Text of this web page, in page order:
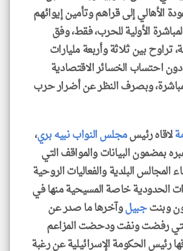
الأهالي إلى قراهم وتأمين إيوائهم
الأولية للحرب، فقط، وفق
تراوح بين ثلاثة وأربعة مليارات
احتساب الخسائر الاقتصادية
وبصرف النظر عن أضرار حرب
لاقاه رئيسمجلس النوابنبيه بري،
بمضمون البيانات والمواقف التي
البلدية والفعاليات الروحية
الحدودية خاصة المسيحية منها في
وبنتجبيلوآخرها ما صدر عن
رفضت ونفت ودحضت المزاعم
رئيس الحكومة الإسرائيلية عن رغبة
klyoum.com